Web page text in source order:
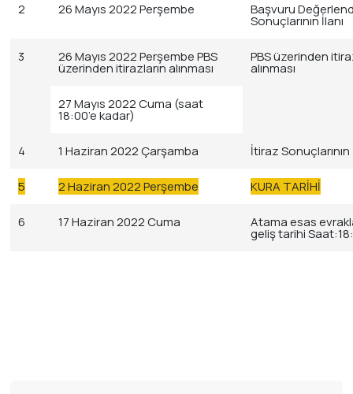
2 26 Mayıs 2022 Perşembe Başvuru
Sonuçlarının İlanı
3 26 Mayıs 2022 Perşembe PBS
üzerinden itirazların alınması
PBS üzerinden
alınması
27 Mayıs 2022 Cuma (saat
18:00’e kadar)
4 1 Haziran 2022 Çarşamba İtiraz Sonuçlarının
5 2 Haziran 2022 Perşembe KURA TARİHİ
6 17 Haziran 2022 Cuma Atama esas
geliş tarihi